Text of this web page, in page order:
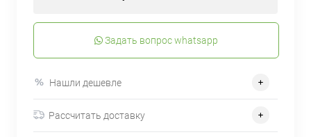
Задать вопрос whatsapp
Нашли дешевле
Рассчитать доставку